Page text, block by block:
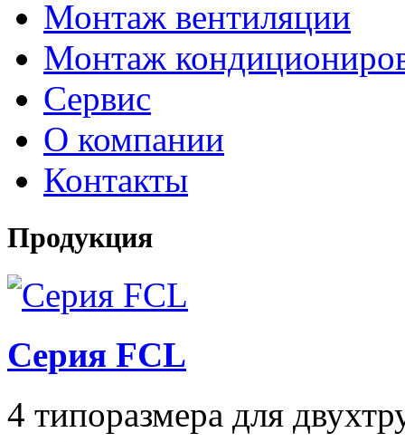
Монтаж вентиляции
Монтаж
Сервис
О компании
Контакты
Продукция
Серия FCL
4 типоразмера для